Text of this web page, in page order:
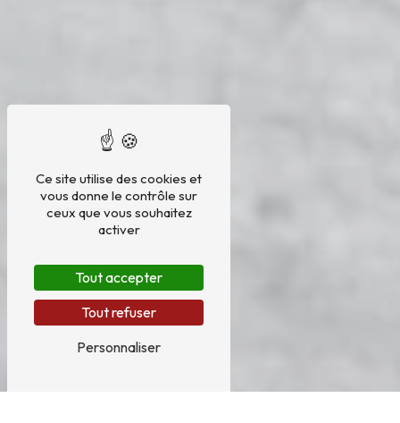
Ce site utilise des cookies et
vous donne le contrôle sur
ceux que vous souhaitez
activer
Tout accepter
Tout refuser
Personnaliser